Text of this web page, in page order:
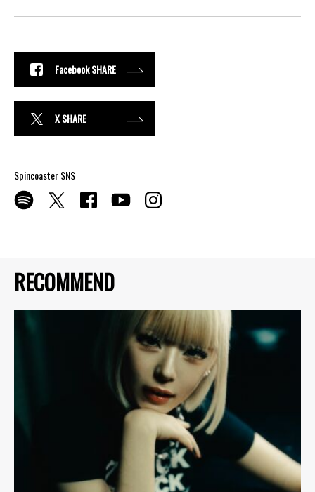
RECOMMEND
Facebook SHARE
X SHARE
Spincoaster SNS